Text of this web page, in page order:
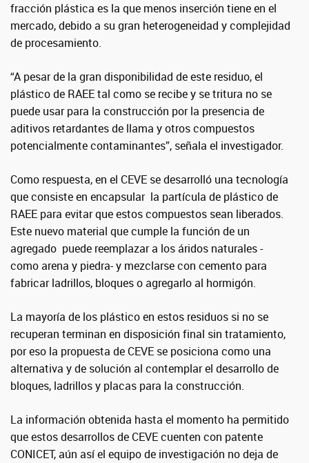
fracción plástica es la que menos inserción tiene en el
mercado, debido a su gran heterogeneidad y complejidad
de procesamiento.
“A pesar de la gran disponibilidad de este residuo, el
plástico de RAEE tal como se recibe y se tritura no se
puede usar para la construcción por la presencia de
aditivos retardantes de llama y otros compuestos
potencialmente contaminantes”, señala el investigador.
Como respuesta, en el CEVE se desarrolló una tecnología
que consiste en encapsular la partícula de plástico de
RAEE para evitar que estos compuestos sean liberados.
Este nuevo material que cumple la función de un
agregado puede reemplazar a los áridos naturales -
como arena y piedra- y mezclarse con cemento para
fabricar ladrillos, bloques o agregarlo al hormigón.
La mayoría de los plástico en estos residuos si no se
recuperan terminan en disposición final sin tratamiento,
por eso la propuesta de CEVE se posiciona como una
alternativa y de solución al contemplar el desarrollo de
bloques, ladrillos y placas para la construcción.
La información obtenida hasta el momento ha permitido
que estos desarrollos de CEVE cuenten con patente
CONICET, aún así el equipo de investigación no deja de